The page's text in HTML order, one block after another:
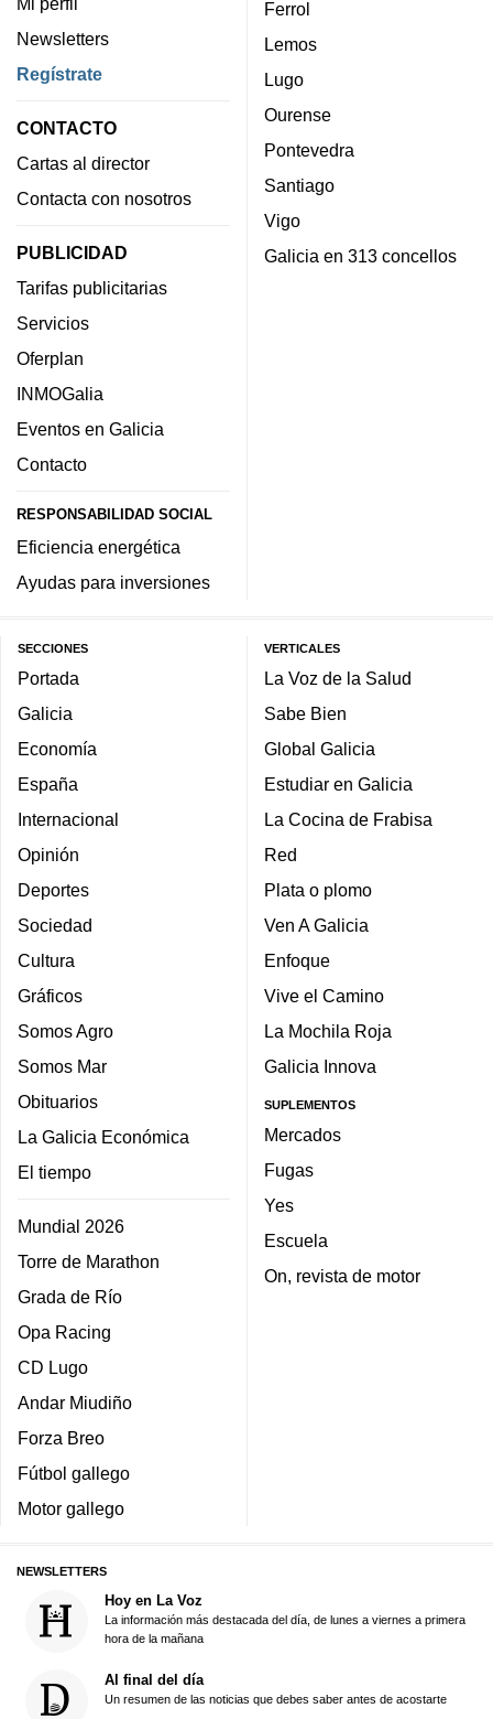
Newsletters
Regístrate
CONTACTO
Cartas al director
Contacta con nosotros
PUBLICIDAD
Tarifas publicitarias
Servicios
Oferplan
INMOGalia
Eventos en Galicia
Contacto
RESPONSABILIDAD SOCIAL
Eficiencia energética
Ayudas para inversiones
Ferrol
Lemos
Lugo
Ourense
Pontevedra
Santiago
Vigo
Galicia en 313 concellos
SECCIONES
Portada
Galicia
Economía
España
Internacional
Opinión
Deportes
Sociedad
Cultura
Gráficos
Somos Agro
Somos Mar
Obituarios
La Galicia Económica
El tiempo
Mundial 2026
Torre de Marathon
Grada de Río
Opa Racing
CD Lugo
Andar Miudiño
Forza Breo
Fútbol gallego
Motor gallego
VERTICALES
La Voz de la Salud
Sabe Bien
Global Galicia
Estudiar en Galicia
La Cocina de Frabisa
Red
Plata o plomo
Ven A Galicia
Enfoque
Vive el Camino
La Mochila Roja
Galicia Innova
SUPLEMENTOS
Mercados
Fugas
Yes
Escuela
On, revista de motor
NEWSLETTERS
Hoy en La Voz
La información más destacada del día, de lunes a viernes a primera
hora de la mañana
Al final del día
Un resumen de las noticias que debes saber antes de acostarte